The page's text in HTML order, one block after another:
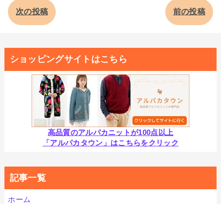
次の投稿 前の投稿
ショッピングサイトはこちら
高品質のアルパカニットが100点以上
「アルパカタウン」はこちらをクリック
記事一覧
ホーム